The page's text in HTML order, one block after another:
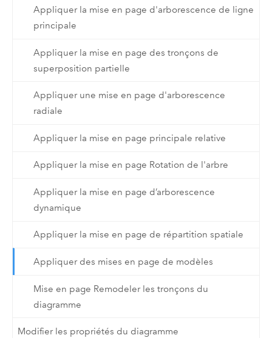
Appliquer la mise en page d'arborescence de ligne
principale
Appliquer la mise en page des tronçons de
superposition partielle
Appliquer une mise en page d'arborescence
radiale
Appliquer la mise en page principale relative
Appliquer la mise en page Rotation de l'arbre
Appliquer la mise en page d’arborescence
dynamique
Appliquer la mise en page de répartition spatiale
Appliquer des mises en page de modèles
Mise en page Remodeler les tronçons du
diagramme
Modifier les propriétés du diagramme